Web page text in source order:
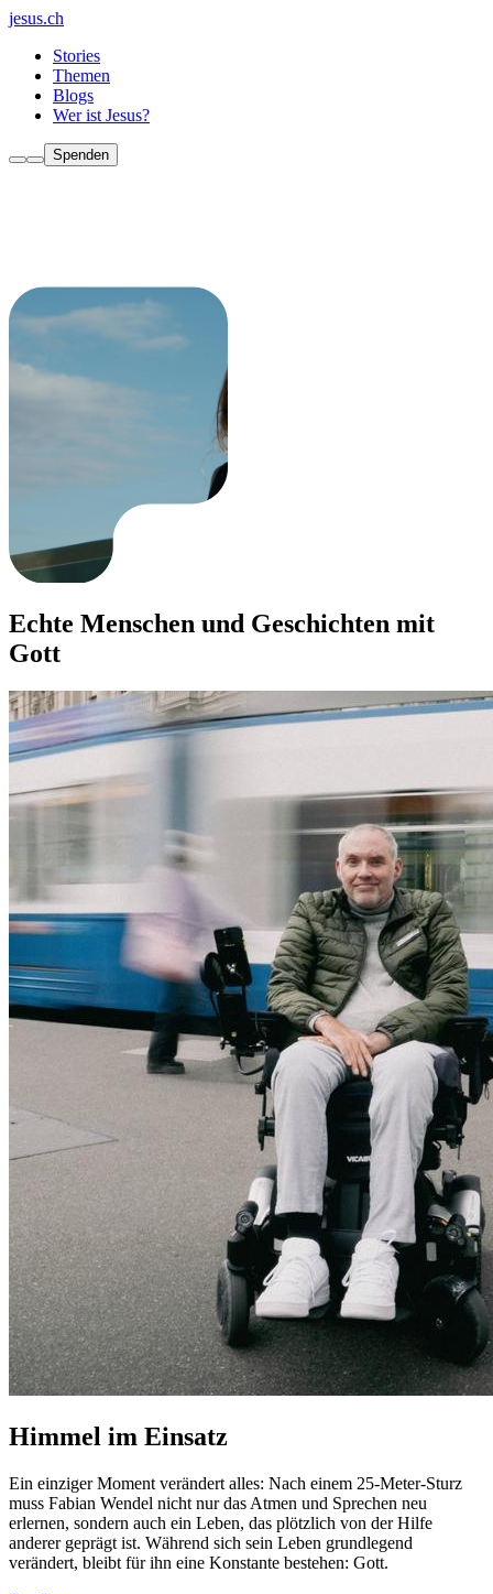
jesus.ch
Stories
Themen
Blogs
Wer ist Jesus?
Spenden
Echte Menschen und Geschichten mit
Gott
Himmel im Einsatz
Ein einziger Moment verändert alles: Nach einem 25-Meter-Sturz
muss Fabian Wendel nicht nur das Atmen und Sprechen neu
erlernen, sondern auch ein Leben, das plötzlich von der Hilfe
anderer geprägt ist. Während sich sein Leben grundlegend
verändert, bleibt für ihn eine Konstante bestehen: Gott.